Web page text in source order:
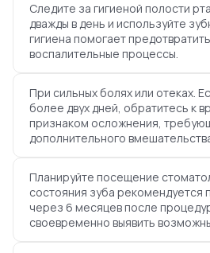
Следите за гигиеной полости
дважды в день и используйте
гигиена помогает
воспалительные процессы.
При сильных болях или отеках.
более двух дней, обратитесь к
признаком осложнения,
дополнительного
Планируйте посещение
состояния зуба рекомендуется
через 6 месяцев после
своевременно выявить